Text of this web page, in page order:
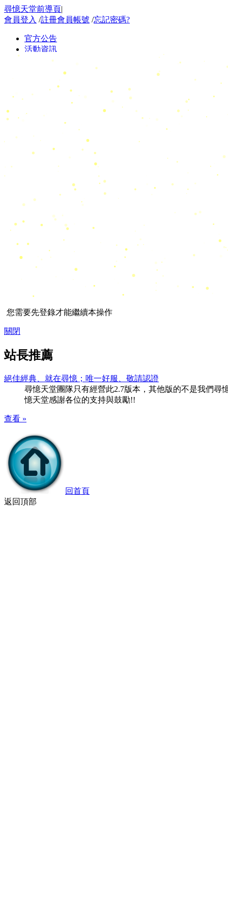
尋憶天堂前導頁|
會員登入 /註冊會員帳號 /忘記密碼?
您需要先登錄才能繼續本操作
關閉
站長推薦
絕佳經典、就在尋憶；唯一好服、敬請認證
尋憶天堂團隊只有經營此2.7版本，其他版的不是我們尋
憶天堂感謝各位的支持與鼓勵!!
查看 »
回首頁
返回頂部